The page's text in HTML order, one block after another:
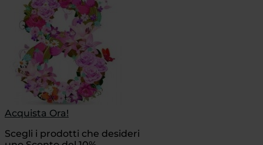
Acquista Ora!
Scegli i prodotti che desideri